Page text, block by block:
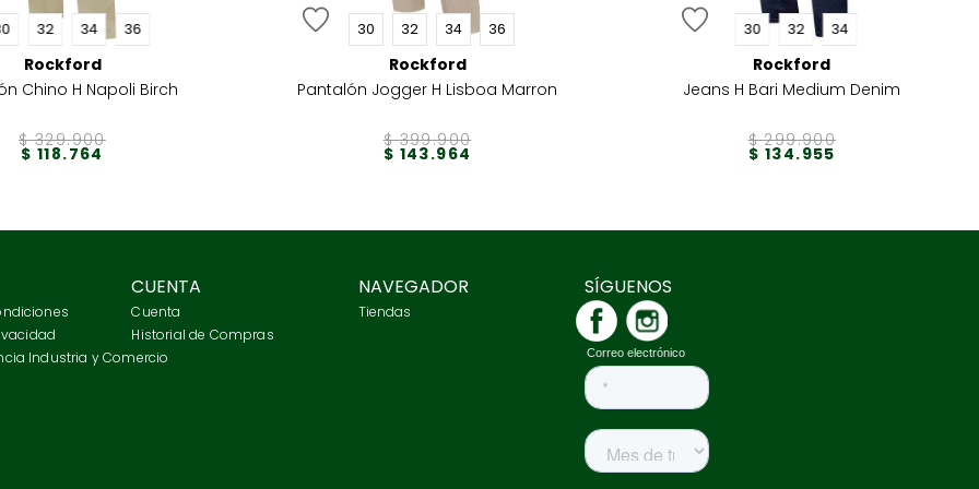
32 34 36
Rockford
Chino H Napoli Birch
$ 329.900
$ 118.764
30 32 34 36
Rockford
Pantalón Jogger H Lisboa Marron
$ 399.900
$ 143.964
30 32 34
Rockford
Jeans H Bari Medium Denim
$ 299.900
$ 134.955
Industria y Comercio
CUENTA
Cuenta
Historial de Compras
NAVEGADOR
Tiendas
SÍGUENOS